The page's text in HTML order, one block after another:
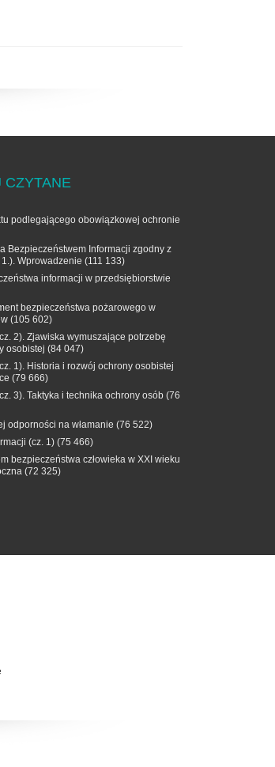
CZYTANE
podlegającego obowiązkowej ochronie
Bezpieczeństwem Informacji zgodny z
1.). Wprowadzenie (111 133)
informacji w przedsiębiorstwie
bezpieczeństwa pożarowego w
(105 602)
2). Zjawiska wymuszające potrzebę
osobistej (84 047)
1). Historia i rozwój ochrony osobistej
(79 666)
3). Taktyka i technika ochrony osób (76
odporności na włamanie (76 522)
(cz. 1) (75 466)
bezpieczeństwa człowieka w XXI wieku
(72 325)